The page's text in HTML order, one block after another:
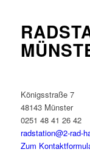
Königsstraße 7
48143 Münster
0251 48 41 26 42
radstation@2-rad-
Zum